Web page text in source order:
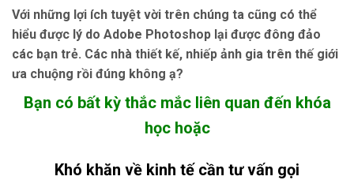
Với những lợi ích tuyệt vời trên chúng ta cũng có thể
hiểu được lý do Adobe Photoshop lại được đông đảo
các bạn trẻ. Các nhà thiết kế, nhiếp ảnh gia trên thế giới
ưa chuộng rồi đúng không ạ?
Bạn có bất kỳ thắc mắc liên quan đến khóa
học hoặc
Khó khăn về kinh tế cần tư vấn gọi